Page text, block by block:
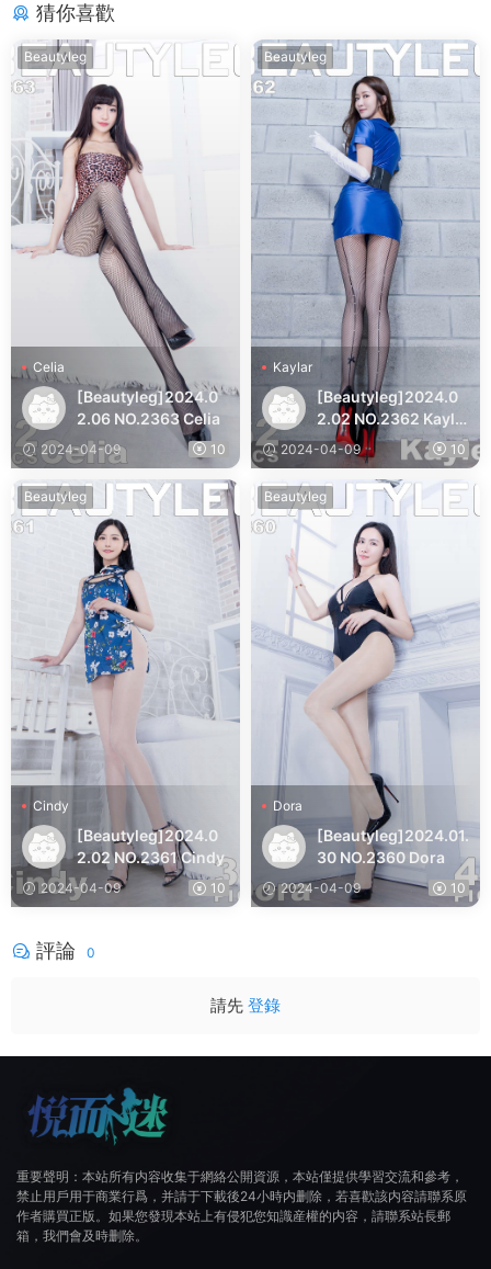
猜你喜歡
Beautyleg
Celia
[Beautyleg]2024.0
2.06 NO.2363 Celia
2024-04-09 10
Beautyleg
Kaylar
[Beautyleg]2024.0
2.02 NO.2362 Kayla
r
2024-04-09 10
Beautyleg
Cindy
[Beautyleg]2024.0
2.02 NO.2361 Cindy
2024-04-09 10
Beautyleg
Dora
[Beautyleg]2024.01.
30 NO.2360 Dora
2024-04-09 10
評論 0
請先 登錄
重要聲明：本站所有内容收集于網絡公開資源，本站僅提供學習交流和參考，
禁止用戶用于商業行爲，并請于下載後24小時内删除，若喜歡該内容請聯系原
作者購買正版。如果您發現本站上有侵犯您知識産權的内容，請聯系站長郵
箱，我們會及時删除。